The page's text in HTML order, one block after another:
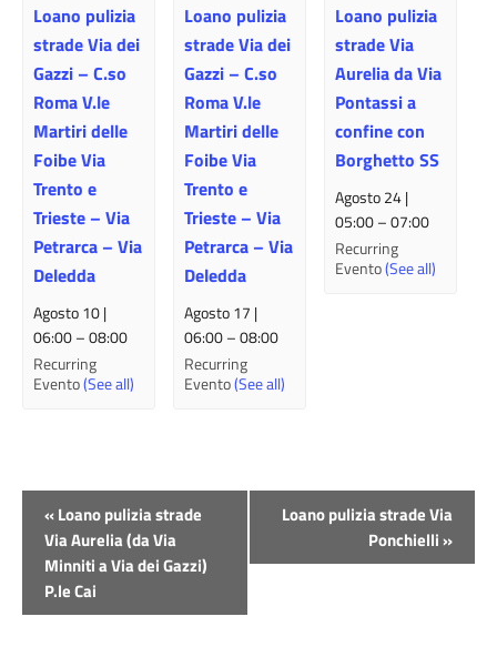
Loano pulizia
strade Via dei
Gazzi – C.so
Roma V.le
Martiri delle
Foibe Via
Trento e
Trieste – Via
Petrarca – Via
Deledda
Agosto 10 |
06:00–08:00
Recurring
Evento(See all)
Loano pulizia
strade Via dei
Gazzi – C.so
Roma V.le
Martiri delle
Foibe Via
Trento e
Trieste – Via
Petrarca – Via
Deledda
Agosto 17 |
06:00–08:00
Recurring
Evento(See all)
Loano pulizia
strade Via
Aurelia da Via
Pontassi a
confine con
Borghetto SS
Agosto 24 |
05:00–07:00
Recurring
Evento(See all)
Evento
Navigazione
«Loano pulizia strade
Via Aurelia (da Via
Minniti a Via dei Gazzi)
P.le Cai
Loano pulizia strade Via
Ponchielli»